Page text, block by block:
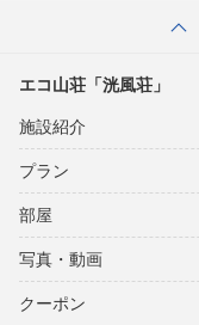
エコ山荘「洸風荘」
施設紹介
プラン
部屋
写真・動画
クーポン